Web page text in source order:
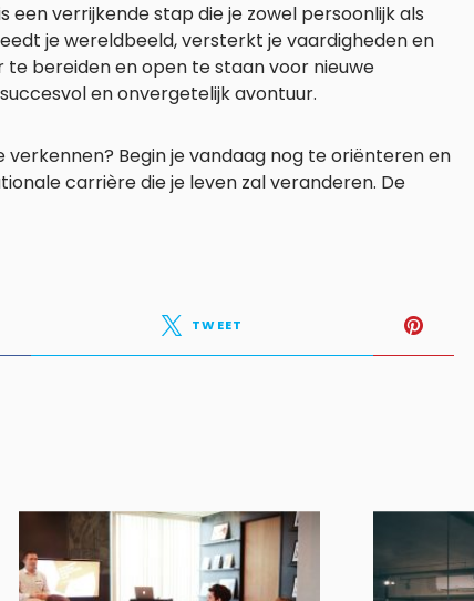
een verrijkende stap die je zowel persoonlijk als
je wereldbeeld, versterkt je vaardigheden en
te bereiden en open te staan voor nieuwe
en onvergetelijk avontuur.
verkennen? Begin je vandaag nog te oriënteren en
carrière die je leven zal veranderen. De
TWEET